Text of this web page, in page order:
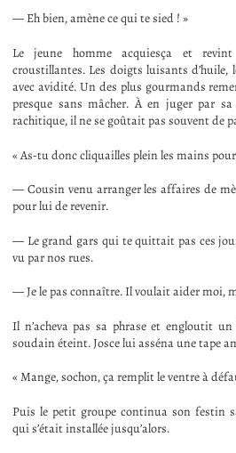
— Eh bien, amène ce qui te sied ! »
Le jeune homme acquiesça et revint
croustillantes. Les doigts luisants d’huile,
avec avidité. Un des plus gourmands
presque sans mâcher. À en juger par
rachitique, il ne se goûtait pas souvent de
« As-tu donc cliquailles plein les mains
— Cousin venu arranger les affaires de
pour lui de revenir.
— Le grand gars qui te quittait pas ces
vu par nos rues.
— Je le pas connaître. Il voulait aider moi,
Il n’acheva pas sa phrase et engloutit
soudain éteint. Josce lui asséna une tape
« Mange, sochon, ça remplit le ventre à
Puis le petit groupe continua son festin
qui s’était installée jusqu’alors.